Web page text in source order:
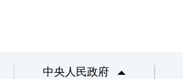
中央人民政府